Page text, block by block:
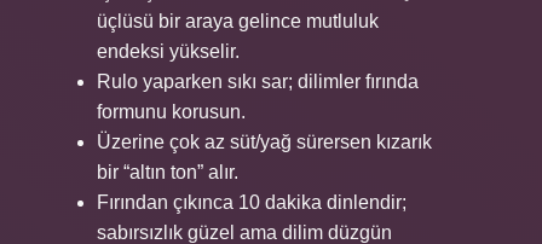
üçlüsü bir araya gelince mutluluk
endeksi yükselir.
Rulo yaparken sıkı sar; dilimler fırında
formunu korusun.
Üzerine çok az süt/yağ sürersen kızarık
bir “altın ton” alır.
Fırından çıkınca 10 dakika dinlendir;
sabırsızlık güzel ama dilim düzgün